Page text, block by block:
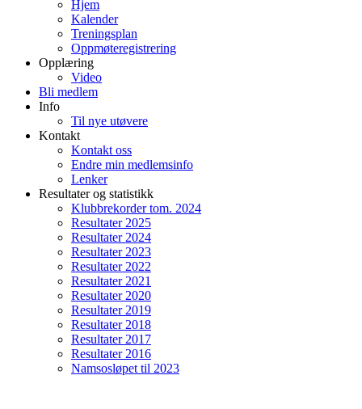
Hjem
Kalender
Treningsplan
Oppmøteregistrering
Opplæring
Video
Bli medlem
Info
Til nye utøvere
Kontakt
Kontakt oss
Endre min medlemsinfo
Lenker
Resultater og statistikk
Klubbrekorder tom. 2024
Resultater 2025
Resultater 2024
Resultater 2023
Resultater 2022
Resultater 2021
Resultater 2020
Resultater 2019
Resultater 2018
Resultater 2017
Resultater 2016
Namsosløpet til 2023